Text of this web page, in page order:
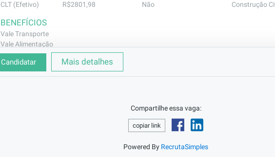
CLT (Efetivo) R$2801,98 Não Construção
BENEFÍCIOS
Vale Transporte
Vale Alimentação
Seguro de Vida
DESCRIÇÃO
Experiência como pedreiro - comprovada em carteira. Caso não tenha
Candidatar Mais detalhes
Compartilhe essa vaga:
copiar link
Powered By RecrutaSimples